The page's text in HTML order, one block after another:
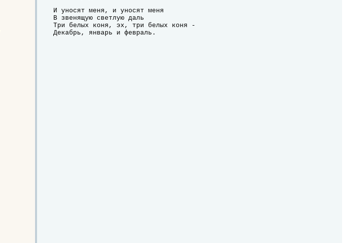
И уносят меня, и уносят меня
В звенящую светлую даль
Три белых коня, эх, три белых коня -
Декабрь, январь и февраль.